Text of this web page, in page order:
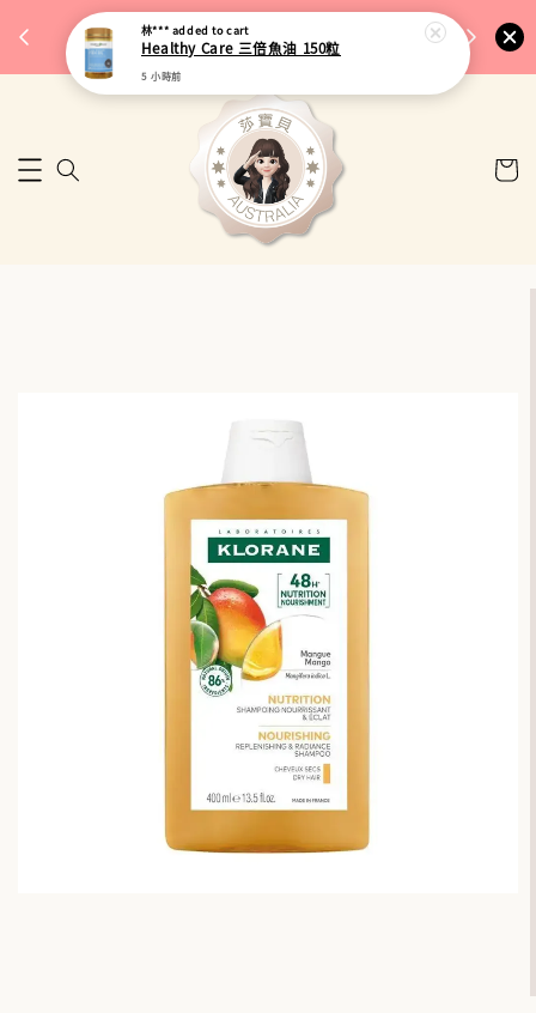
🎉 77購物節｜保健品滿額最低 91 折
來去逛逛
🚚 台
林*** added to cart
Healthy Care 三倍魚油 150粒
5 小時前